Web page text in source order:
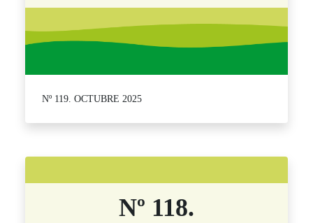
Nº 119. OCTUBRE 2025
Nº 118.